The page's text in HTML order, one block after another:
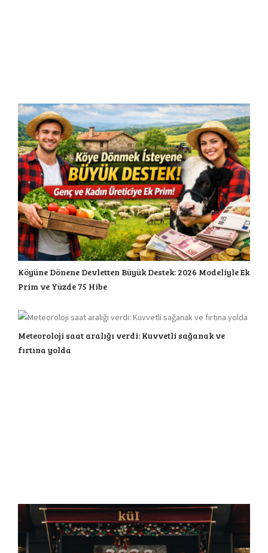
Köyüne Dönene Devletten Büyük Destek: 2026 Modeliyle Ek
Prim ve Yüzde 75 Hibe
Meteoroloji saat aralığı verdi: Kuvvetli sağanak ve
fırtına yolda